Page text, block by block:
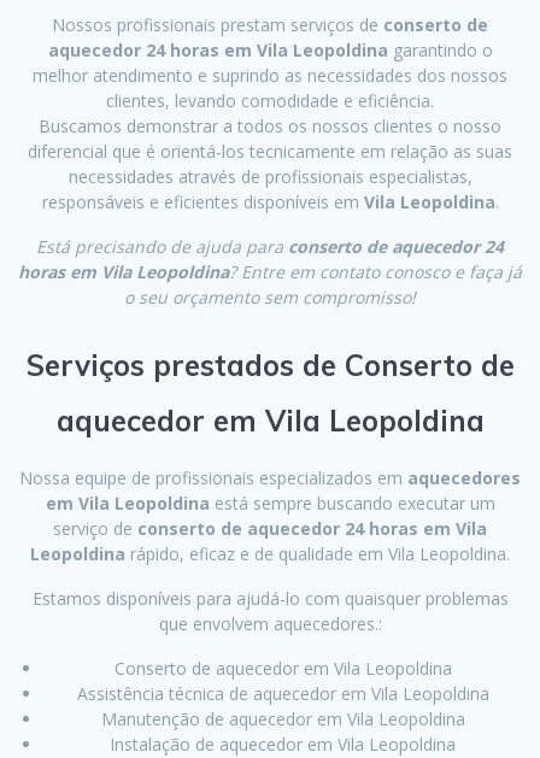
Nossos profissionais prestam serviços de conserto de
aquecedor 24 horas em Vila Leopoldina garantindo o
melhor atendimento e suprindo as necessidades dos nossos
clientes, levando comodidade e eficiência.
Buscamos demonstrar a todos os nossos clientes o nosso
diferencial que é orientá-los tecnicamente em relação as suas
necessidades através de profissionais especialistas,
responsáveis e eficientes disponíveis em Vila Leopoldina.
Está precisando de ajuda para conserto de aquecedor 24
horas em Vila Leopoldina? Entre em contato conosco e faça já
o seu orçamento sem compromisso!
Serviços prestados de Conserto de
aquecedor em Vila Leopoldina
Nossa equipe de profissionais especializados em aquecedores
em Vila Leopoldina está sempre buscando executar um
serviço de conserto de aquecedor 24 horas em Vila
Leopoldina rápido, eficaz e de qualidade em Vila Leopoldina.
Estamos disponíveis para ajudá-lo com quaisquer problemas
que envolvem aquecedores.:
Conserto de aquecedor em Vila Leopoldina
Assistência técnica de aquecedor em Vila Leopoldina
Manutenção de aquecedor em Vila Leopoldina
Instalação de aquecedor em Vila Leopoldina